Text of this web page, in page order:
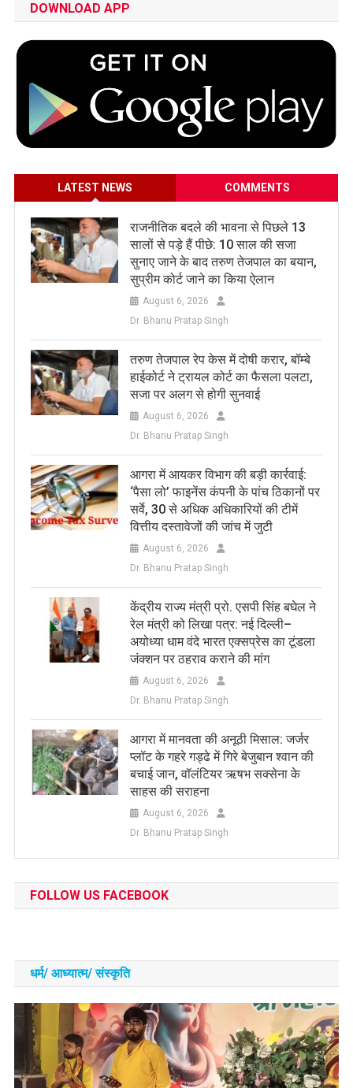
DOWNLOAD APP
LATEST NEWS COMMENTS
राजनीतिक बदले की भावना से पिछले 13
सालों से पड़े हैं पीछे: 10 साल की सजा
सुनाए जाने के बाद तरुण तेजपाल का बयान,
सुप्रीम कोर्ट जाने का किया ऐलान
August 6, 2026
Dr. Bhanu Pratap Singh
तरुण तेजपाल रेप केस में दोषी करार, बॉम्बे
हाईकोर्ट ने ट्रायल कोर्ट का फैसला पलटा,
सजा पर अलग से होगी सुनवाई
August 6, 2026
Dr. Bhanu Pratap Singh
आगरा में आयकर विभाग की बड़ी कार्रवाई:
‘पैसा लो’ फाइनेंस कंपनी के पांच ठिकानों पर
सर्वे, 30 से अधिक अधिकारियों की टीमें
वित्तीय दस्तावेजों की जांच में जुटी
August 6, 2026
Dr. Bhanu Pratap Singh
केंद्रीय राज्य मंत्री प्रो. एसपी सिंह बघेल ने
रेल मंत्री को लिखा पत्र: नई दिल्ली–
अयोध्या धाम वंदे भारत एक्सप्रेस का टूंडला
जंक्शन पर ठहराव कराने की मांग
August 6, 2026
Dr. Bhanu Pratap Singh
आगरा में मानवता की अनूठी मिसाल: जर्जर
प्लॉट के गहरे गड्ढे में गिरे बेजुबान श्वान की
बचाई जान, वॉलंटियर ऋषभ सक्सेना के
साहस की सराहना
August 6, 2026
Dr. Bhanu Pratap Singh
FOLLOW US FACEBOOK
धर्म/ आध्‍यात्‍म/ संस्‍कृति